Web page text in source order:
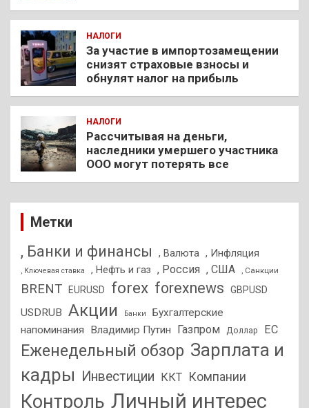
НАЛОГИ
За участие в импортозамещении
снизят страховые взносы и
обнулят налог на прибыль
НАЛОГИ
Рассчитывая на деньги,
наследники умершего участника
ООО могут потерять все
Метки
, Банки и финансы , Валюта , Инфляция
, Ключевая ставка , Нефть и газ , Россия , США , Санкции
BRENT EURUSD forex forexnews GBPUSD
USDRUB Акции Банки
Бухгалтерские
напоминания
Владимир Путин Газпром Доллар ЕС
Еженедельный обзор Зарплата и
кадры
Инвестиции ККТ Компании
Контроль Личный интерес